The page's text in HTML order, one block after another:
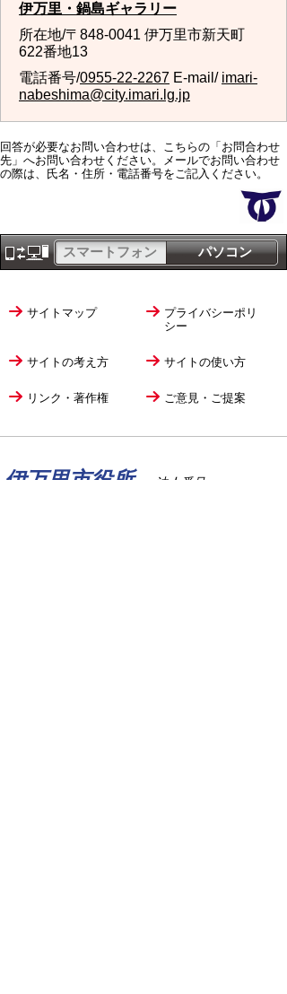
伊万里・鍋島ギャラリー
所在地/〒848-0041 伊万里市新天町
622番地13
電話番号/0955-22-2267 E-mail/ imari-
nabeshima@city.imari.lg.jp
回答が必要なお問い合わせは、こちらの「お問合わせ
先」へお問い合わせください。メールでお問い合わせ
の際は、氏名・住所・電話番号をご記入ください。
パソコン
スマートフォン
サイトマップ
プライバシーポリ
シー
サイトの考え方 サイトの使い方
リンク・著作権 ご意見・ご提案
伊万里市役所
法人番号